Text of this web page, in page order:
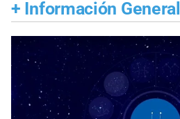
+ Información General